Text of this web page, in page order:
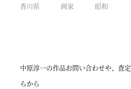
香川県 画家 昭和
中原淳一の作品お問い合わせや、査
らから